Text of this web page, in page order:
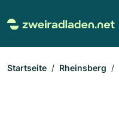
Startseite Rheinsberg